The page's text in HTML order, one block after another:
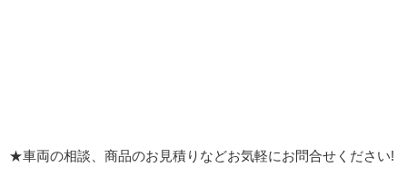
★車両の相談、商品のお見積りなどお気軽にお問合せください!